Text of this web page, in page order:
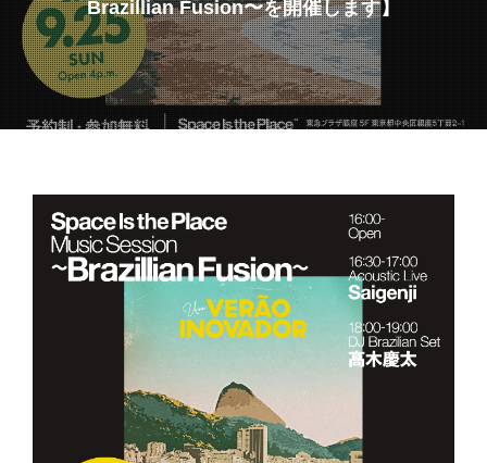
Brazillian Fusion〜を開催します】